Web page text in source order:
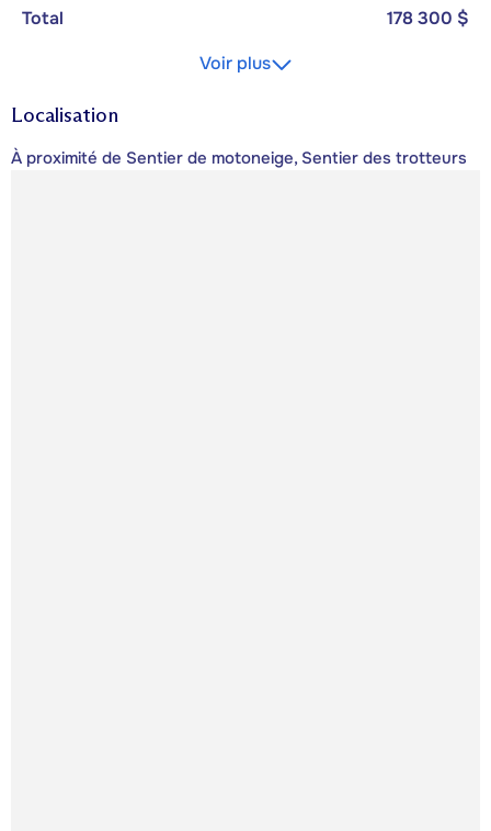
Total
178 300 $
Voir plus
Localisation
À proximité de Sentier de motoneige, Sentier des trotteurs